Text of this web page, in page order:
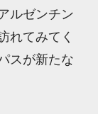
ルゼンチン
れてみてく
スが新たな